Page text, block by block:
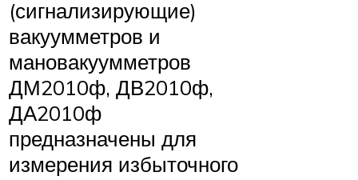
(сигнализирующие)
вакуумметров и
мановакуумметров
ДМ2010ф, ДВ2010ф,
ДА2010ф
предназначены для
измерения избыточного